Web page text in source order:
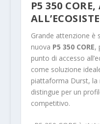
P5 350 CORE,
Grande attenzione è
nuova P5 350 CORE,
punto di accesso
come soluzione
piattaforma Durst, la
distingue per un
competitivo.